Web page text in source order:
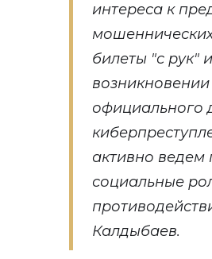
интереса к
билеты "с рук"
официального
активно ведем
социальные
Калдыбаев.